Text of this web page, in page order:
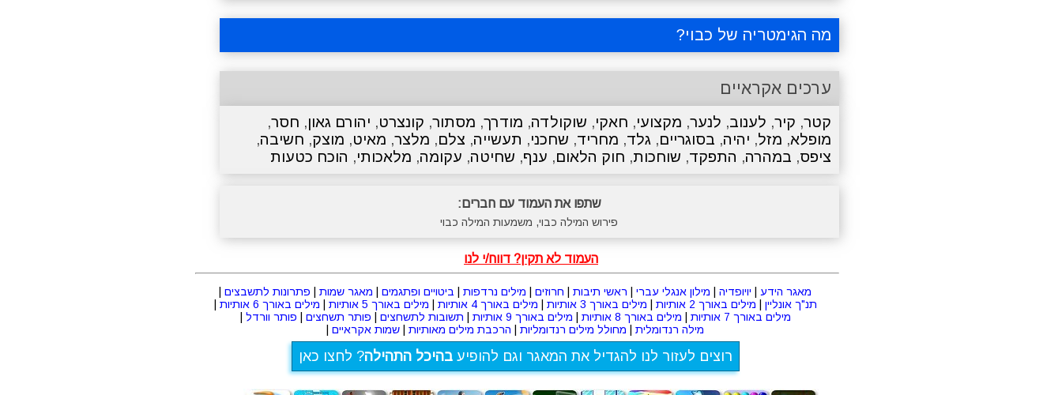
מה הגימטריה של כבוי?
ערכים אקראיים
קטר, קיר, לענוב, לנער, מקצועי, חאקי, שוקולדה, מודרך, מסתור, קונצרט, יהורם גאון, חסר,
מופלא, מזל, יהיה, בסוגריים, גלד, מחריד, שחכני, תעשייה, צלם, מלצר, מאיט, מוצק, חשיבה,
ציפס, במהרה, התפקד, שוחכות, חוק הלאום, ענף, שחיטה, עקומה, מלאכותי, הוכח כטעות
שתפו את העמוד עם חברים:
פירוש המילה כבוי, משמעות המילה כבוי
העמוד לא תקין? דווח/י לנו
מאגר הידע יויופדיה מילון אנגלי עברי ראשי תיבות חרוזים מילים נרדפות ביטויים ופתגמים מאגר שמות פתרונות לתשבצים
תנ"ך אונליין
מילים באורך 2 אותיות מילים באורך 3 אותיות מילים באורך 4 אותיות מילים באורך 5 אותיות מילים באורך 6 אותיות
מילים באורך 7 אותיות
מילים באורך 8 אותיות מילים באורך 9 אותיות תשובות לתשחצים פותר תשחצים פותר וורדל
מילה רנדומלית
מחולל מילים רנדומליות הרכבת מילים מאותיות שמות אקראיים
רוצים לעזור לנו להגדיל את המאגר וגם להופיעבהיכל התהילה? לחצו כאן